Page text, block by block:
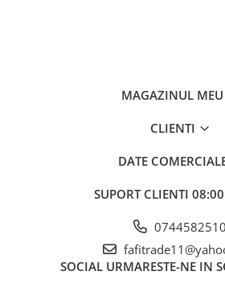
MAGAZINUL MEU
CLIENTI
DATE
SUPORT CLIENTI
0744582510
SOCIAL URMARESTE-NE IN